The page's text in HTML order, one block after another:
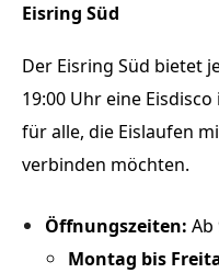
Eisring Süd
Der Eisring Süd bietet
19:00 Uhr eine
für alle, die Eislaufen
verbinden möchten.
Öffnungszeiten: Ab
Montag bis